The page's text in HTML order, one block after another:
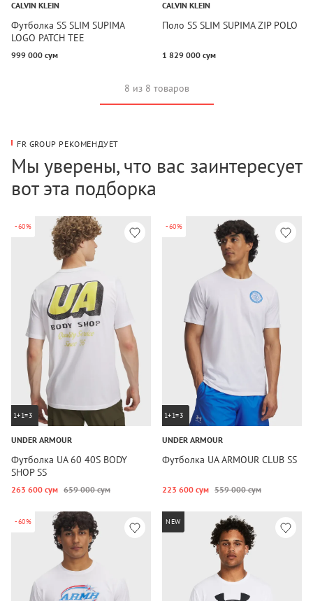
CALVIN KLEIN
Футболка SS SLIM SUPIMA
LOGO PATCH TEE
999 000 сум
CALVIN KLEIN
Поло SS SLIM SUPIMA ZIP POLO
1 829 000 сум
8 из 8 товаров
FR GROUP РЕКОМЕНДУЕТ
Мы уверены, что вас заинтересует
вот эта подборка
-60%
1+1=3
UNDER ARMOUR
Футболка UA 60 40S BODY
SHOP SS
263 600 сум 659 000 сум
-60%
1+1=3
UNDER ARMOUR
Футболка UA ARMOUR CLUB SS
223 600 сум 559 000 сум
-60% NEW